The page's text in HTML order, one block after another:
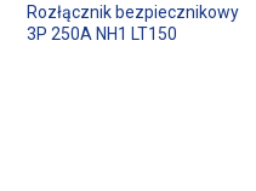
Rozłącznik bezpiecznikowy
3P 250A NH1 LT150